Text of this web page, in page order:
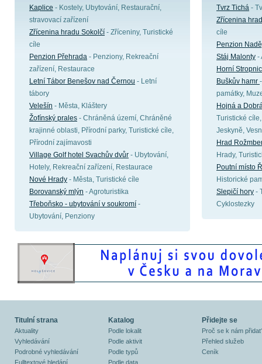
Kaplice - Kostely, Ubytování, Restaurační,
stravovací zařízení
Zřícenina hradu Sokolčí - Zříceniny, Turistické
cíle
Penzion Přehrada - Penziony, Rekreační
zařízení, Restaurace
Letní Tábor Benešov nad Černou - Letní
tábory
Velešín - Města, Kláštery
Žofínský prales - Chráněná území, Chráněné
krajinné oblasti, Přírodní parky, Turistické cíle,
Přírodní zajímavosti
Village Golf hotel Svachův dvůr - Ubytování,
Hotely, Rekreační zařízení, Restaurace
Nové Hrady - Města, Turistické cíle
Borovanský mlýn - Agroturistika
Třeboňsko - ubytování v soukromí -
Ubytování, Penziony
Tvrz Tichá -
Zřícenina
cíle
Penzion
Stáj Malonty -
Horní
Buškův hamr
památky,
Hojná a
Turistické
Jeskyně,
Hrad
Hrady,
Poutní místo
Historické
Slepičí hory -
Cyklostezky
Titulní strana
Aktuality
Vyhledávání
Podrobné vyhledávání
Fulltextové hledání
Katalog
Podle lokalit
Podle aktivit
Podle typů
Podle data
Přidejte se
Proč se k nám
Přehled služeb
Ceník